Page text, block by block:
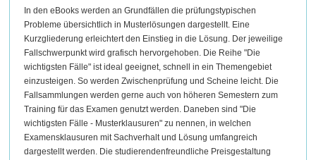
In den eBooks werden an Grundfällen die prüfungstypischen
Probleme übersichtlich in Musterlösungen dargestellt. Eine
Kurzgliederung erleichtert den Einstieg in die Lösung. Der jeweilige
Fallschwerpunkt wird grafisch hervorgehoben. Die Reihe "Die
wichtigsten Fälle" ist ideal geeignet, schnell in ein Themengebiet
einzusteigen. So werden Zwischenprüfung und Scheine leicht. Die
Fallsammlungen werden gerne auch von höheren Semestern zum
Training für das Examen genutzt werden. Daneben sind "Die
wichtigsten Fälle - Musterklausuren" zu nennen, in welchen
Examensklausuren mit Sachverhalt und Lösung umfangreich
dargestellt werden. Die studierendenfreundliche Preisgestaltung